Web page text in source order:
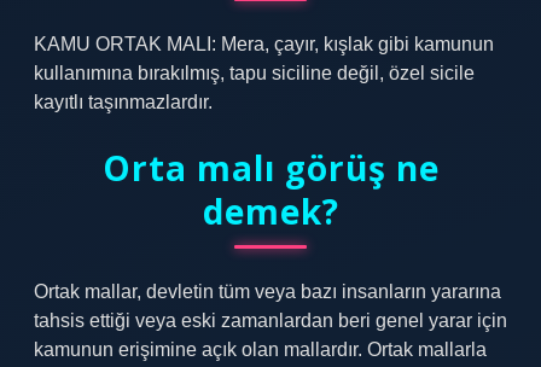
KAMU ORTAK MALI: Mera, çayır, kışlak gibi kamunun
kullanımına bırakılmış, tapu siciline değil, özel sicile
kayıtlı taşınmazlardır.
Orta malı görüş ne
demek?
Ortak mallar, devletin tüm veya bazı insanların yararına
tahsis ettiği veya eski zamanlardan beri genel yarar için
kamunun erişimine açık olan mallardır. Ortak mallarla